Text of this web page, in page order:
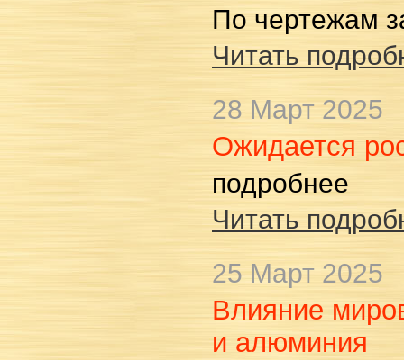
По чертежам
Читать
28 Март 2025
Ожидается
подробнее
Читать
25 Март 2025
Влияние
и алюминия